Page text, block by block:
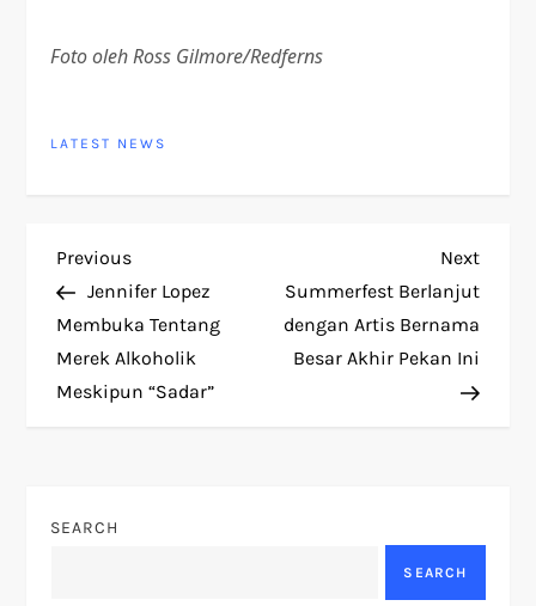
Foto oleh Ross Gilmore/Redferns
LATEST NEWS
P
o
s
a
Previous
Post
Previous
Jennifer Lopez
Membuka Tentang
Merek Alkoholik
Meskipun “Sadar”
Next
Post
Next
Summerfest Berlanjut
dengan Artis Bernama
Besar Akhir Pekan Ini
SEARCH
SEARCH